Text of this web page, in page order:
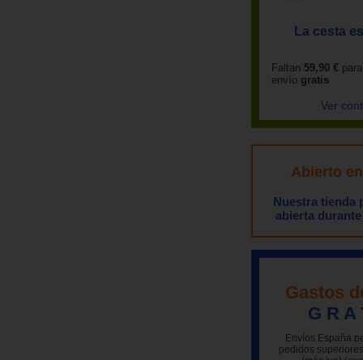
La cesta
Faltan 59,90 €
envío gratis
Ver
Abierto
Nuestra tienda
abierta
Gastos
G R A
Envíos España
pedidos